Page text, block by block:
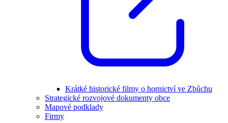
Krátké historické filmy o hornictví ve Zbůchu
Strategické rozvojové dokumenty obce
Mapové podklady
Firmy